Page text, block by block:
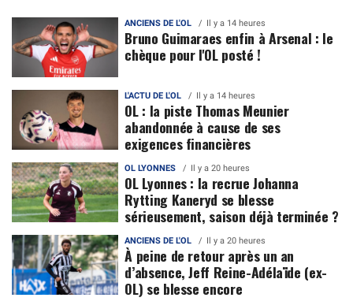
ANCIENS DE L'OL Il y a 14 heures
Bruno Guimaraes enfin à Arsenal : le
chèque pour l'OL posté !
L'ACTU DE L'OL Il y a 14 heures
OL : la piste Thomas Meunier
abandonnée à cause de ses
exigences financières
OL LYONNES Il y a 20 heures
OL Lyonnes : la recrue Johanna
Rytting Kaneryd se blesse
sérieusement, saison déjà terminée ?
ANCIENS DE L'OL Il y a 20 heures
À peine de retour après un an
d’absence, Jeff Reine-Adélaïde (ex-
OL) se blesse encore